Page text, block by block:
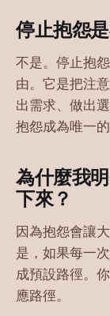
停止抱怨
不是。停止抱
由。它是把注
出需求、做出
抱怨成為唯一的
為什麼我
下來？
因為抱怨會讓
是，如果每一
成預設路徑。
應路徑。